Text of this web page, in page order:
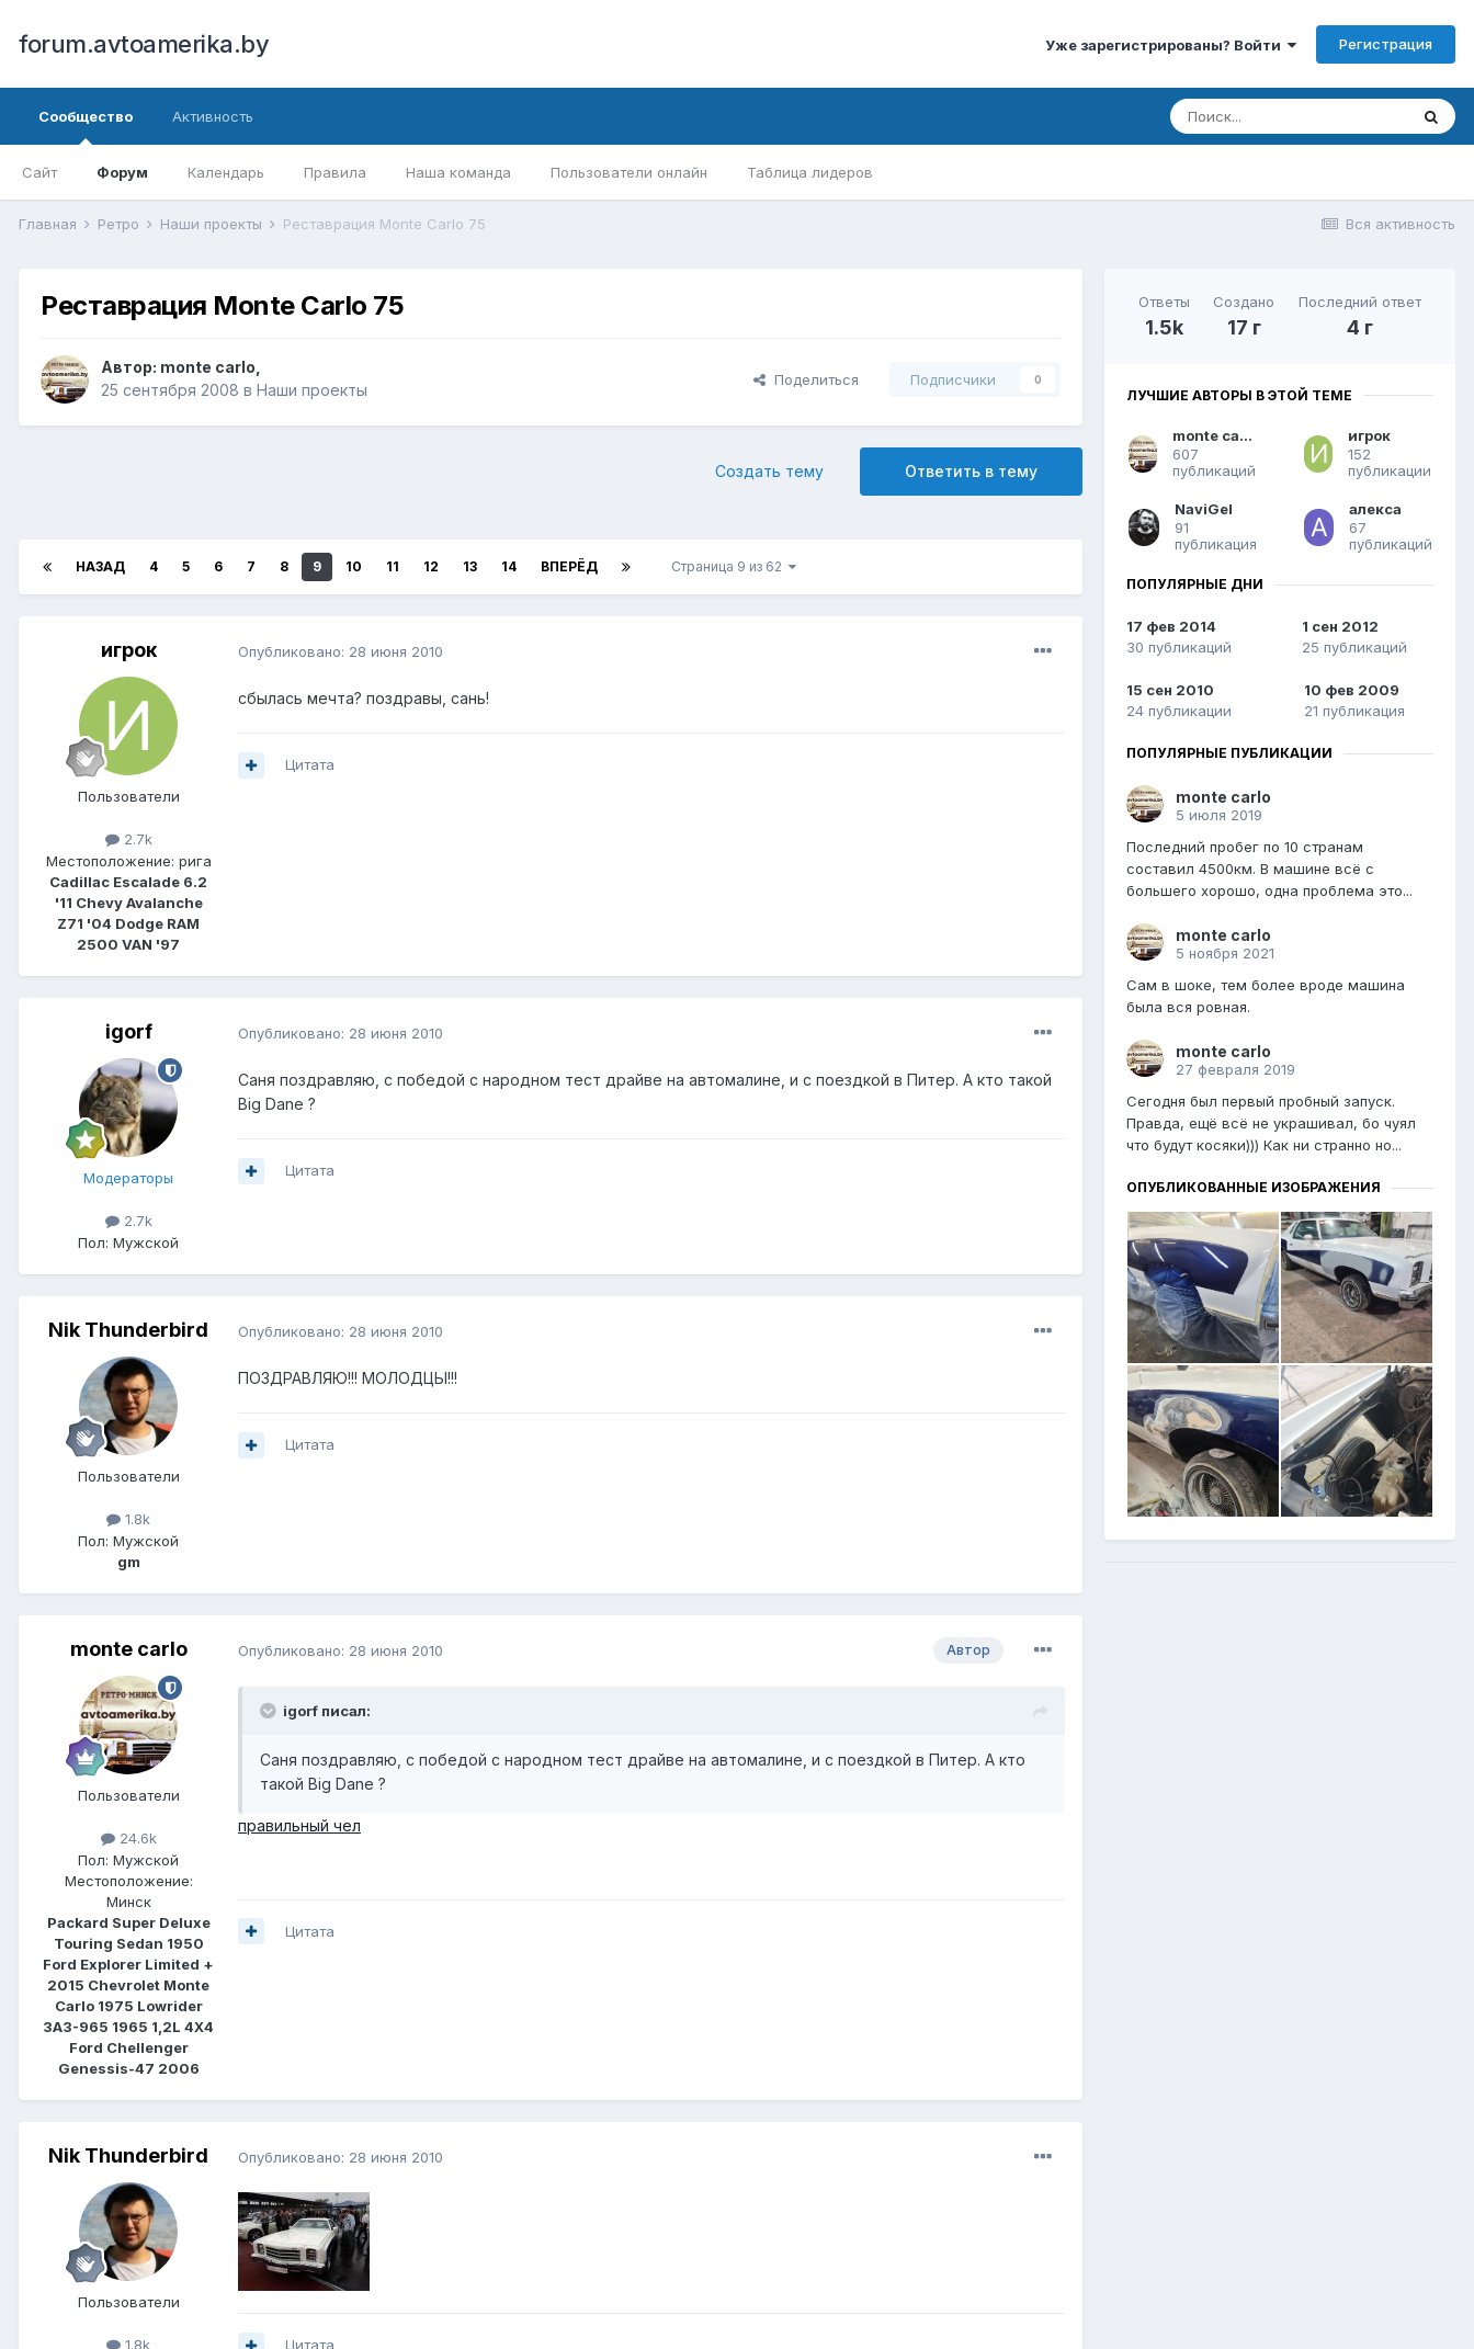
forum.avtoamerika.by Уже зарегистрированы? Войти Регистрация
Сообщество
Сайт Форум Календарь Правила Наша команда Пользователи онлайн Таблица лидеров
Активность
Вся активность
Главная Ретро Наши проекты Реставрация Monte Carlo 75
Реставрация Monte Carlo 75
Автор: monte carlo
25 сентября 2008 в Наши проекты
Поделиться Подписчики 0
Ответить в тему
Создать тему
НАЗАД 4 5 6 7 8 9 10 11 12 13 14 ВПЕРЁД Страница 9 из 62
игрок
Пользователи
2.7k
Местоположение: рига
Cadillac Escalade 6.2
'11 Chevy Avalanche
Z71 '04 Dodge RAM
2500 VAN '97
Опубликовано: 28 июня 2010
сбылась мечта? поздравы, сань!
Цитата
igorf
Модераторы
2.7k
Пол: Мужской
Опубликовано: 28 июня 2010
Саня поздравляю, с победой с народном тест драйве на автомалине, и с поездкой в Питер. А кто такой
Big Dane ?
Цитата
Nik Thunderbird
Пользователи
1.8k
Пол: Мужской
gm
Опубликовано: 28 июня 2010
ПОЗДРАВЛЯЮ!!! МОЛОДЦЫ!!!
Цитата
monte carlo
Пользователи
24.6k
Пол: Мужской
Местоположение:
Минск
Packard Super Deluxe
Touring Sedan 1950
Ford Explorer Limited +
2015 Chevrolet Monte
Carlo 1975 Lowrider
ЗАЗ-965 1965 1,2L 4Х4
Ford Chellenger
Genessis-47 2006
Автор
Опубликовано: 28 июня 2010
igorf писал:
Саня поздравляю, с победой с народном тест драйве на автомалине, и с поездкой в Питер. А кто
такой Big Dane ?
правильный чел
Цитата
Nik Thunderbird
Пользователи
1.8k
Опубликовано: 28 июня 2010
Цитата
Ответы
1.5k
Создано
17 г
Последний ответ
4 г
ЛУЧШИЕ АВТОРЫ В ЭТОЙ ТЕМЕ
monte carlo
607
публикаций
игрок
152
публикации
NaviGel
91
публикация
алекса
67
публикаций
ПОПУЛЯРНЫЕ ДНИ
17 фев 2014
30 публикаций
1 сен 2012
25 публикаций
15 сен 2010
24 публикации
10 фев 2009
21 публикация
ПОПУЛЯРНЫЕ ПУБЛИКАЦИИ
monte carlo
5 июля 2019
Последний пробег по 10 странам
составил 4500км. В машине всё с
большего хорошо, одна проблема это...
monte carlo
5 ноября 2021
Сам в шоке, тем более вроде машина
была вся ровная.
monte carlo
27 февраля 2019
Сегодня был первый пробный запуск.
Правда, ещё всё не украшивал, бо чуял
что будут косяки))) Как ни странно но...
ОПУБЛИКОВАННЫЕ ИЗОБРАЖЕНИЯ